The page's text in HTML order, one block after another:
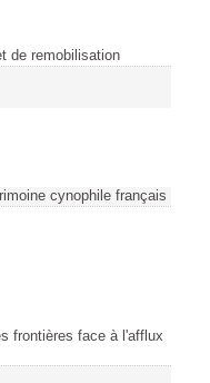
de remobilisation
cynophile français
frontières face à l'afflux